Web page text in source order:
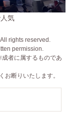
気
rights reserved.
permission.
者に属するものであ
お断りいたします。